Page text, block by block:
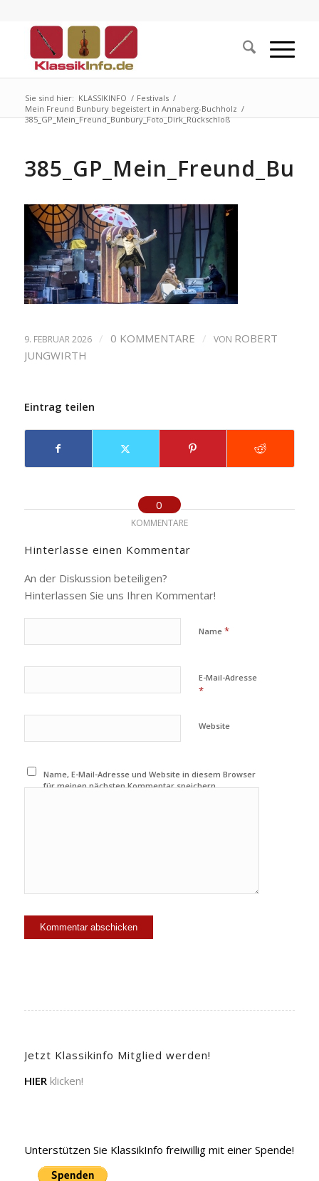
Sie sind hier: KLASSIKINFO / Festivals /
Mein Freund Bunbury begeistert in Annaberg-Buchholz /
385_GP_Mein_Freund_Bunbury_Foto_Dirk_Rückschloß
9. FEBRUAR 2026 / 0 KOMMENTARE / VON ROBERT
JUNGWIRTH
Eintrag teilen
0
KOMMENTARE
Hinterlasse einen Kommentar
An der Diskussion beteiligen?
Hinterlassen Sie uns Ihren Kommentar!
Name *
E-Mail-Adresse
*
Website
Name, E-Mail-Adresse und Website in diesem Browser
für meinen nächsten Kommentar speichern.
Jetzt Klassikinfo Mitglied werden!
HIERklicken!
Unterstützen Sie KlassikInfo freiwillig mit einer Spende!